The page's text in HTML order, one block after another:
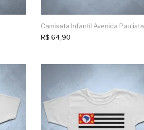
Camiseta Infantil Avenida Paulista
R$ 64,90